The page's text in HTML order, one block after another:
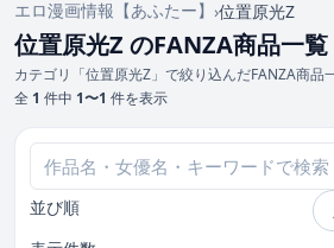
エロ漫画情報【あふたー】 ›位置原光Z
位置原光Z のFANZA商品一覧
カテゴリ「位置原光Z」で絞り込んだFANZA商品
全 1 件中 1〜1 件を表示
並び順